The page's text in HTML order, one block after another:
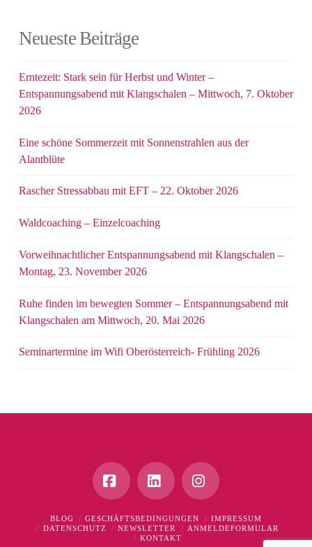
Neueste Beiträge
Erntezeit: Stark sein für Herbst und Winter –
Entspannungsabend mit Klangschalen – Mittwoch, 7. Oktober
2026
Eine schöne Sommerzeit mit Sonnenstrahlen aus der
Alantblüte
Rascher Stressabbau mit EFT – 22. Oktober 2026
Waldcoaching – Einzelcoaching
Vorweihnachtlicher Entspannungsabend mit Klangschalen –
Montag, 23. November 2026
Ruhe finden im bewegten Sommer – Entspannungsabend mit
Klangschalen am Mittwoch, 20. Mai 2026
Seminartermine im Wifi Oberösterreich- Frühling 2026
FacebookLinkedInInstagram
BLOG GESCHÄFTSBEDINGUNGEN
IMPRESSUM
DATENSCHUTZ
NEWSLETTER
ANMELDEFORMULAR
KONTAKT